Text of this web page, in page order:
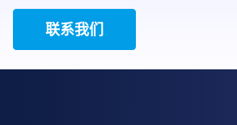
联系我们